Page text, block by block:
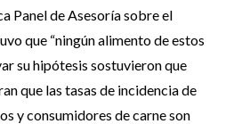
Panel de Asesoría sobre el
que “ningún alimento de estos
su hipótesis sostuvieron que
que las tasas de incidencia de
y consumidores de carne son